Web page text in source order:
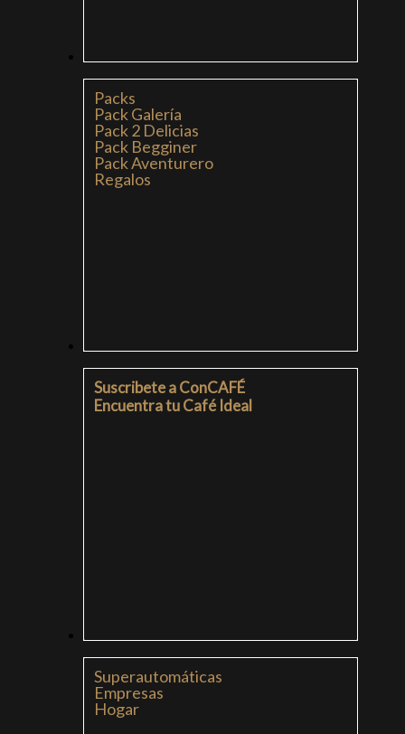
Packs
Pack Galería
Pack 2 Delicias
Pack Begginer
Pack Aventurero
Regalos
Suscribete a ConCAFÉ
Encuentra tu Café Ideal
Superautomáticas
Empresas
Hogar